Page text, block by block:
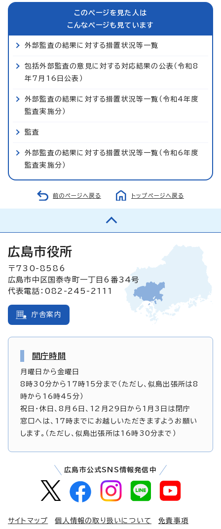
このページを見た人は
こんなページも見ています
外部監査の結果に対する措置状況等一覧
包括外部監査の意見に対する対応結果の公表（令和8
年7月16日公表）
外部監査の結果に対する措置状況等一覧（令和4年度
監査実施分）
監査
外部監査の結果に対する措置状況等一覧（令和6年度
監査実施分）
前のページへ戻る トップページへ戻る
広島市役所
〒730-8586
広島市中区国泰寺町一丁目6番34号
代表電話：082-245-2111
庁舎案内
開庁時間
月曜日から金曜日
8時30分から17時15分まで（ただし、似島出張所は8
時から16時45分）
祝日・休日、8月6日、12月29日から1月3日は閉庁
窓口へは、17時までにお越しいただきますようお願い
します。（ただし、似島出張所は16時30分まで）
広島市公式SNS情報発信中
サイトマップ 個人情報の取り扱いについて 免責事項